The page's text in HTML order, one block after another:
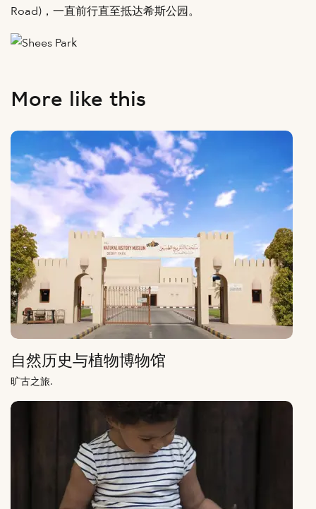
Road)，一直前行直至抵达希斯公园。
More like this
自然历史与植物博物馆
旷古之旅.